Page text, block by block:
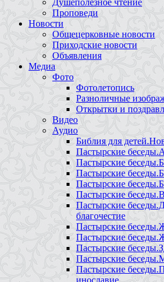
Душеполезное чтение
Проповеди
Новости
Общецерковные новости
Приходские новости
Объявления
Медиа
Фото
Фотолетопись
Разноличные
Открытки и
Видео
Аудио
Библия для
Пастырские
Пастырские
Пастырские
Пастырские
Пастырские
Пастырские
благочестие
Пастырские
Пастырские
Пастырские
Пастырские
Пастырские